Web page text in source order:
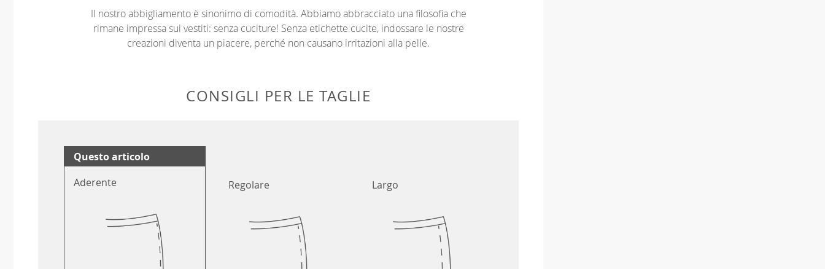
Il nostro abbigliamento è sinonimo di comodità. Abbiamo abbracciato una filosofia che
rimane impressa sui vestiti: senza cuciture! Senza etichette cucite, indossare le nostre
creazioni diventa un piacere, perché non causano irritazioni alla pelle.
CONSIGLI PER LE TAGLIE
Questo articolo
Aderente
Regolare Largo